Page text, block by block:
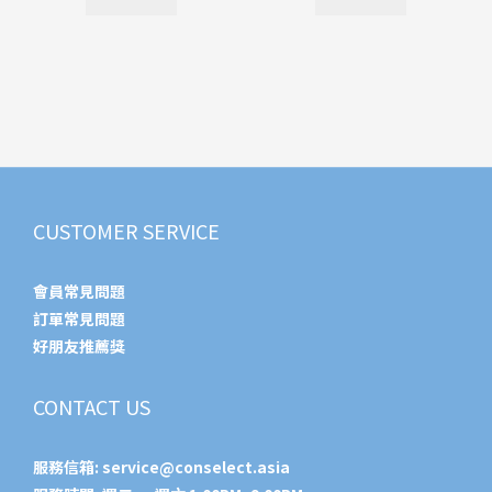
CUSTOMER SERVICE
會員常見問題
訂單常見問題
好朋友推薦獎
CONTACT US
服務信箱: service@conselect.asia